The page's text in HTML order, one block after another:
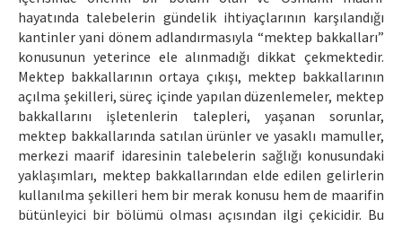
hayatında talebelerin gündelik ihtiyaçlarının karşılandığı
kantinler yani dönem adlandırmasıyla “mektep bakkalları”
konusunun yeterince ele alınmadığı dikkat çekmektedir.
Mektep bakkallarının ortaya çıkışı, mektep bakkallarının
açılma şekilleri, süreç içinde yapılan düzenlemeler, mektep
bakkallarını işletenlerin talepleri, yaşanan sorunlar,
mektep bakkallarında satılan ürünler ve yasaklı mamuller,
merkezi maarif idaresinin talebelerin sağlığı konusundaki
yaklaşımları, mektep bakkallarından elde edilen gelirlerin
kullanılma şekilleri hem bir merak konusu hem de maarifin
bütünleyici bir bölümü olması açısından ilgi çekicidir. Bu